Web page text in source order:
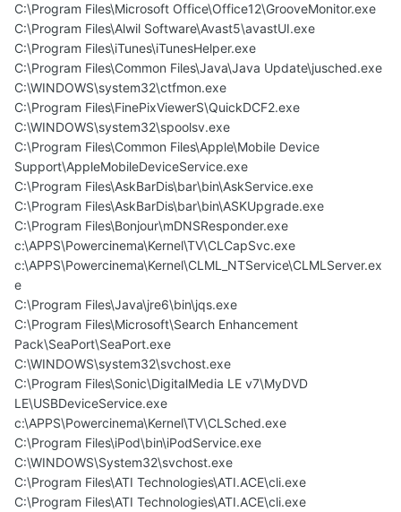
C:\Program Files\Microsoft Office\Office12\GrooveMonitor.exe
C:\Program Files\Alwil Software\Avast5\avastUI.exe
C:\Program Files\iTunes\iTunesHelper.exe
C:\Program Files\Common Files\Java\Java Update\jusched.exe
C:\WINDOWS\system32\ctfmon.exe
C:\Program Files\FinePixViewerS\QuickDCF2.exe
C:\WINDOWS\system32\spoolsv.exe
C:\Program Files\Common Files\Apple\Mobile Device
Support\AppleMobileDeviceService.exe
C:\Program Files\AskBarDis\bar\bin\AskService.exe
C:\Program Files\AskBarDis\bar\bin\ASKUpgrade.exe
C:\Program Files\Bonjour\mDNSResponder.exe
c:\APPS\Powercinema\Kernel\TV\CLCapSvc.exe
c:\APPS\Powercinema\Kernel\CLML_NTService\CLMLServer.ex
e
C:\Program Files\Java\jre6\bin\jqs.exe
C:\Program Files\Microsoft\Search Enhancement
Pack\SeaPort\SeaPort.exe
C:\WINDOWS\system32\svchost.exe
C:\Program Files\Sonic\DigitalMedia LE v7\MyDVD
LE\USBDeviceService.exe
c:\APPS\Powercinema\Kernel\TV\CLSched.exe
C:\Program Files\iPod\bin\iPodService.exe
C:\WINDOWS\System32\svchost.exe
C:\Program Files\ATI Technologies\ATI.ACE\cli.exe
C:\Program Files\ATI Technologies\ATI.ACE\cli.exe